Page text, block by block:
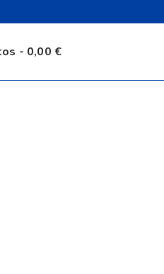
0,00 €